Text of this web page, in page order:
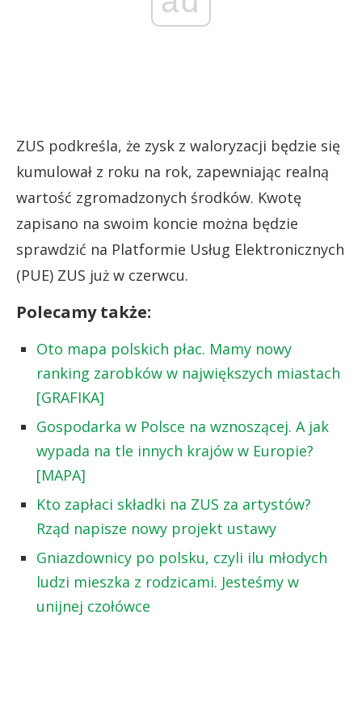
ZUS podkreśla, że zysk z waloryzacji będzie się
kumulował z roku na rok, zapewniając realną
wartość zgromadzonych środków. Kwotę
zapisano na swoim koncie można będzie
sprawdzić na Platformie Usług Elektronicznych
(PUE) ZUS już w czerwcu.
Polecamy także:
Oto mapa polskich płac. Mamy nowy
ranking zarobków w największych miastach
[GRAFIKA]
Gospodarka w Polsce na wznoszącej. A jak
wypada na tle innych krajów w Europie?
[MAPA]
Kto zapłaci składki na ZUS za artystów?
Rząd napisze nowy projekt ustawy
Gniazdownicy po polsku, czyli ilu młodych
ludzi mieszka z rodzicami. Jesteśmy w
unijnej czołówce